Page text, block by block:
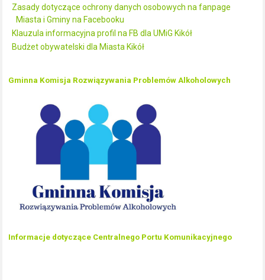
Zasady dotyczące ochrony danych osobowych na fanpage
Miasta i Gminy na Facebooku
Klauzula informacyjna profil na FB dla UMiG Kikół
Budżet obywatelski dla Miasta Kikół
Gminna Komisja Rozwiązywania Problemów Alkoholowych
Informacje dotyczące Centralnego Portu Komunikacyjnego